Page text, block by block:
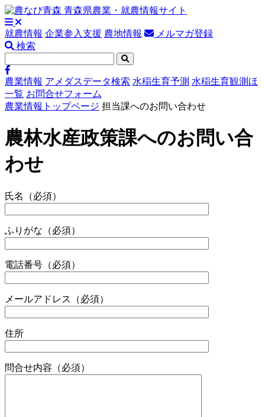
就農情報 企業参入支援 農地情報
メルマガ登録
検索
農業情報 アメダスデータ検索 水稲生育予測 水稲生育観測ほ
一覧 お問合せフォーム
農業情報トップページ 担当課へのお問い合わせ
農林水産政策課へのお問い合
わせ
氏名 （必須）
ふりがな （必須）
電話番号 （必須）
メールアドレス （必須）
住所
問合せ内容 （必須）